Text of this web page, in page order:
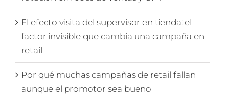
El efecto visita del supervisor en tienda: el
factor invisible que cambia una campaña en
retail
Por qué muchas campañas de retail fallan
aunque el promotor sea bueno